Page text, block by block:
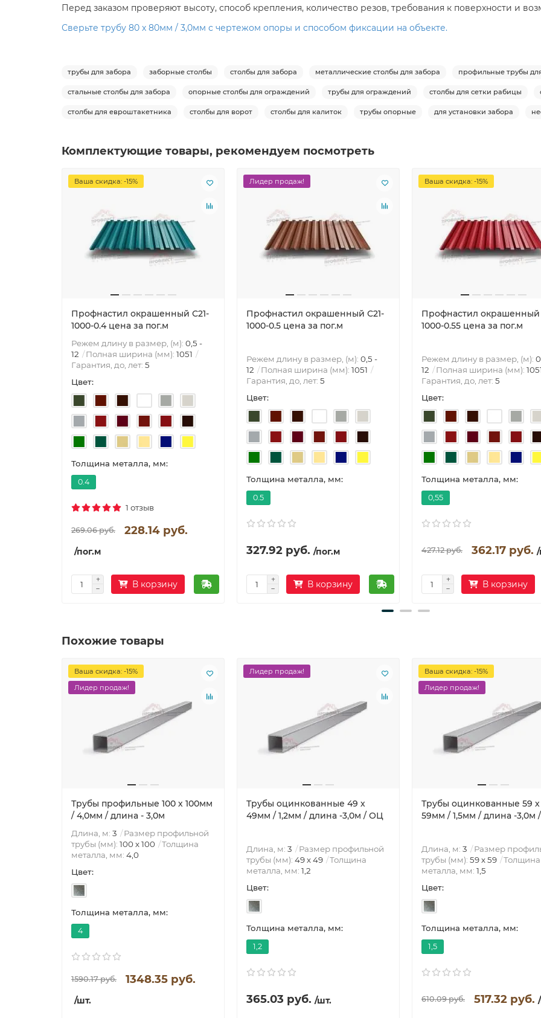
Перед заказом проверяют высоту, способ крепления, количество резов, требования к поверхности и
Сверьте трубу 80 х 80мм / 3,0мм с чертежом опоры и способом фиксации на объекте.
трубы для забора заборные столбы столбы для забора металлические столбы для забора профильные трубы
стальные столбы для забора опорные столбы для ограждений трубы для ограждений столбы для сетки рабицы
столбы для евроштакетника столбы для ворот столбы для калиток трубы опорные для установки забора
Комплектующие товары, рекомендуем посмотреть
Ваша скидка: -15%
Профнастил окрашенный С21-
1000-0.4 цена за пог.м
Режем длину в размер, (м): 0,5 -
12
Полная ширина (мм): 1051
Гарантия, до, лет: 5
Цвет:
Толщина металла, мм:
0.4
1 отзыв
269.06 руб. 228.14 руб.
/пог.м
В корзину
Лидер продаж!
Профнастил окрашенный С21-
1000-0.5 цена за пог.м
Режем длину в размер, (м): 0,5 -
12
Полная ширина (мм): 1051
Гарантия, до, лет: 5
Цвет:
Толщина металла, мм:
0.5
327.92 руб. /пог.м
В корзину
Ваша скидка: -15%
Профнастил окрашенный
1000-0.55 цена за пог.м
Режем длину в размер, (м):
12
Полная ширина (мм):
Гарантия, до, лет: 5
Цвет:
Толщина металла, мм:
0,55
427.12 руб. 362.17 руб.
В корзину
Похожие товары
Ваша скидка: -15%
Лидер продаж!
Трубы профильные 100 х 100мм
/ 4,0мм / длина - 3,0м
Длина, м: 3
Размер профильной
трубы (мм): 100 х 100
Толщина
металла, мм: 4,0
Цвет:
Толщина металла, мм:
4
1590.17 руб. 1348.35 руб.
/шт.
Лидер продаж!
Трубы оцинкованные 49 х
49мм / 1,2мм / длина -3,0м / ОЦ
Длина, м: 3
Размер профильной
трубы (мм): 49 х 49
Толщина
металла, мм: 1,2
Цвет:
Толщина металла, мм:
1,2
365.03 руб. /шт.
Ваша скидка: -15%
Лидер продаж!
Трубы оцинкованные 59 х
59мм / 1,5мм / длина -3,0м
Длина, м: 3
Размер
трубы (мм): 59 х 59
Толщина
металла, мм: 1,5
Цвет:
Толщина металла, мм:
1,5
610.09 руб. 517.32 руб.